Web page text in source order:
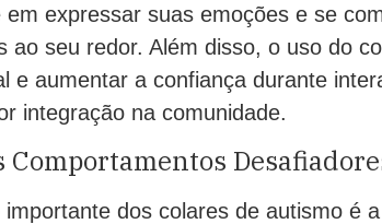
em expressar suas emoções e se
ao seu redor. Além disso, o uso do
e aumentar a confiança durante
integração na comunidade.
Comportamentos
dos colares de autismo é